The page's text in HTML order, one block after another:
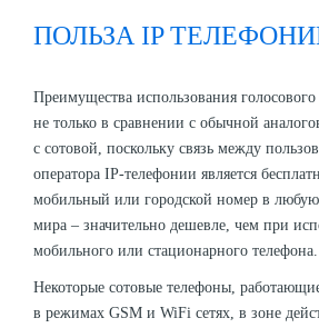
ПОЛЬЗА IP
Преимущества использования
не только в сравнении с обычной
с сотовой, поскольку связь между
оператора IP-телефонии является
мобильный или городской номер в
мира – значительно дешевле, чем при
мобильного или стационарного телефона.
Некоторые сотовые телефоны,
в режимах GSM и WiFi сетях, в зоне